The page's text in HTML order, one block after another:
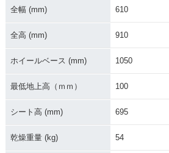
全幅 (mm) 610
全高 (mm) 910
ホイールベース (mm) 1050
最低地上高（ｍｍ） 100
シート高 (mm) 695
乾燥重量 (kg) 54